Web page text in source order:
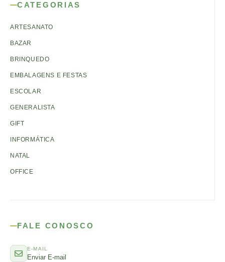
CATEGORIAS
ARTESANATO
BAZAR
BRINQUEDO
EMBALAGENS E FESTAS
ESCOLAR
GENERALISTA
GIFT
INFORMÁTICA
NATAL
OFFICE
FALE CONOSCO
E-MAIL
Enviar E-mail